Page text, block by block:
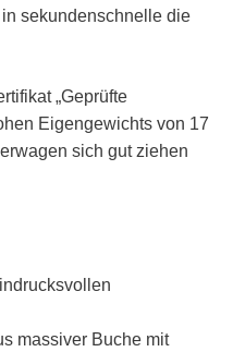
sekundenschnelle die
„Geprüfte
Eigengewichts von 17
sich gut ziehen
massiver Buche mit